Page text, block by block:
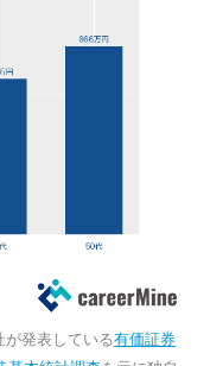
発表している有価証券